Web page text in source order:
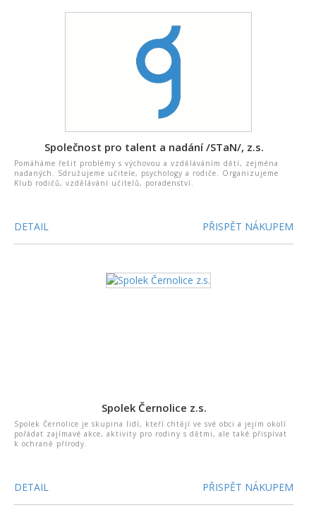
Společnost pro talent a nadání /STaN/, z.s.
Pomáháme řešit problémy s výchovou a vzděláváním dětí, zejména
nadaných. Sdružujeme učitele, psychology a rodiče. Organizujeme
Klub rodičů, vzdělávání učitelů, poradenství.
DETAIL PŘISPĚT NÁKUPEM
Spolek Černolice z.s.
Spolek Černolice je skupina lidí, kteří chtějí ve své obci a jejím okolí
pořádat zajímavé akce, aktivity pro rodiny s dětmi, ale také přispívat
k ochraně přírody.
DETAIL PŘISPĚT NÁKUPEM